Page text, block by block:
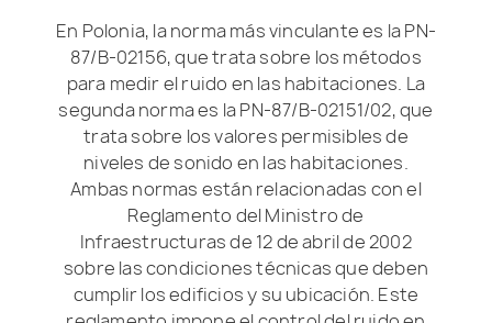
En Polonia, la norma más vinculante es la PN-
87/B-02156, que trata sobre los métodos
para medir el ruido en las habitaciones. La
segunda norma es la PN-87/B-02151/02, que
trata sobre los valores permisibles de
niveles de sonido en las habitaciones.
Ambas normas están relacionadas con el
Reglamento del Ministro de
Infraestructuras de 12 de abril de 2002
sobre las condiciones técnicas que deben
cumplir los edificios y su ubicación. Este